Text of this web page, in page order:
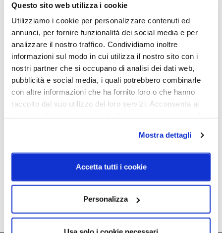
Questo sito web utilizza i cookie
Utilizziamo i cookie per personalizzare contenuti ed
annunci, per fornire funzionalità dei social media e per
analizzare il nostro traffico. Condividiamo inoltre
informazioni sul modo in cui utilizza il nostro sito con i
nostri partner che si occupano di analisi dei dati web,
pubblicità e social media, i quali potrebbero combinarle
con altre informazioni che ha fornito loro o che hanno
raccolto dal suo utilizzo dei loro servizi. Acconsenta ai
Mostra dettagli
Accetta tutti i cookie
Personalizza
Dimensione e Potenza Ø17
H. 229mm - P. 16mm - Dimensione foro: 170mm
topLED CRI 90 | 220-240 V | 36 W DC - 40 W AC
Caratteristiche
Cod.Art.
CA065DBEMDI
Dimensione
Ø13
Led integrato
A++